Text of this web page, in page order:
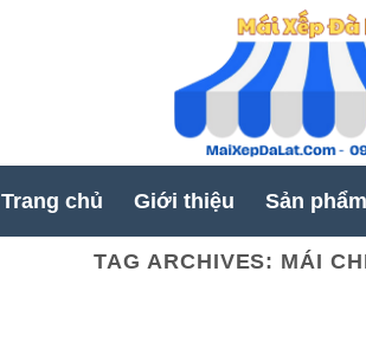
Trang chủ Giới thiệu Sản phẩm
TAG ARCHIVES: MÁI